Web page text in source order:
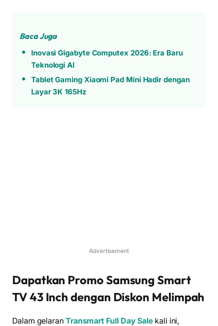
Baca Juga
Inovasi Gigabyte Computex 2026: Era Baru
Teknologi AI
Tablet Gaming Xiaomi Pad Mini Hadir dengan
Layar 3K 165Hz
Advertisement
Dapatkan Promo Samsung Smart
TV 43 Inch dengan Diskon Melimpah
Dalam gelaran Transmart Full Day Sale kali ini,